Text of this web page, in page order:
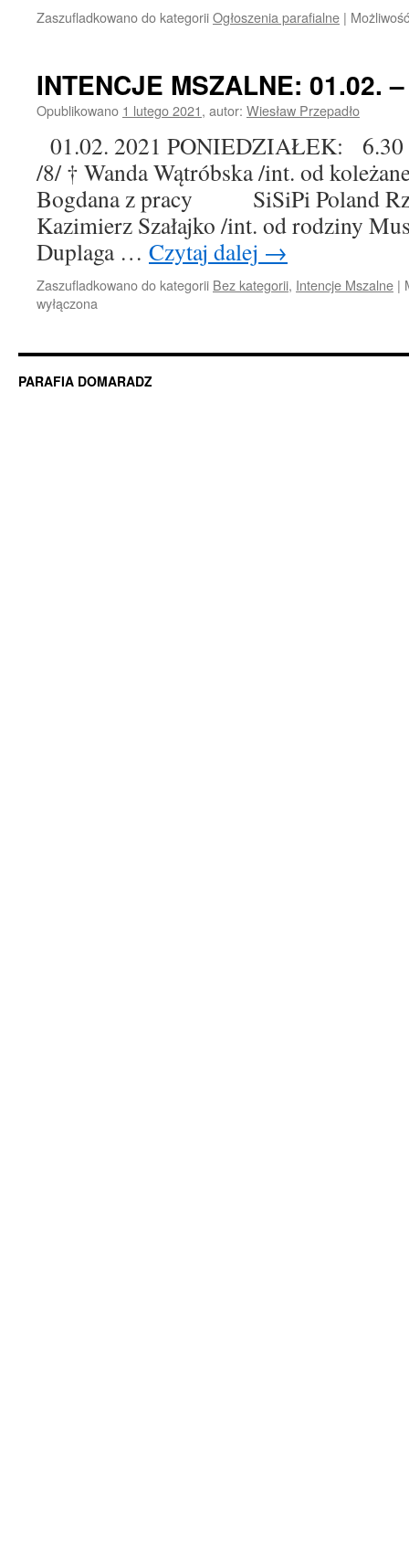
Zaszufladkowano do kategoriiOgłoszenia parafialne |
INTENCJE MSZALNE: 01.02.
Opublikowano 1 lutego 2021, autor: Wiesław Przepadło
01.02. 2021 PONIEDZIAŁEK: 6.30
/8/ † Wanda Wątróbska /int. od
Bogdana z pracy SiSiPi Poland
Kazimierz Szałajko /int. od rodziny
Duplaga … Czytaj dalej →
Zaszufladkowano do kategorii Bez kategorii, Intencje Mszalne |
wyłączona
PARAFIA DOMARADZ